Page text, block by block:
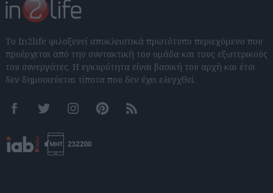
Το In2life φιλοξενεί αποκλειστικά πρωτότυπο περιεχόμενο που
προέρχεται από την συντακτική του ομάδα και τους εξωτερικούς
του συνεργάτες. Η εγκυρότητα είναι βασική του αρχή και έτσι
δεν δημοσιεύεται τίποτα που δεν έχει ελεγχθεί.
FacebookTwitter InstagramPinterestRSS feeds